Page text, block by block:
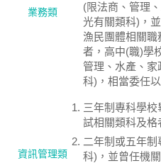
業務類
(限法商、管理
光有關類科)，
漁民團體相關職
者，高中(職)學
管理、水產、
科)，相當委任
資訊管理類
三年制專科學
試相關類科及格
二年制或五年
科)，並曾任機